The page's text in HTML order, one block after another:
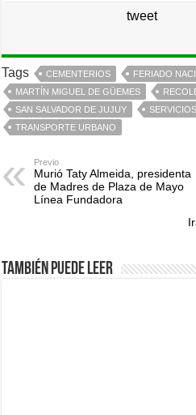
tweet
Tags CEMENTERIOS
FERIADO
MARTÍN MIGUEL DE GÜEMES
SAN SALVADOR DE JUJUY
TRANSPORTE URBANO
Previo
Murió Taty Almeida, presidenta
de Madres de Plaza de Mayo
Línea Fundadora
También puede leer